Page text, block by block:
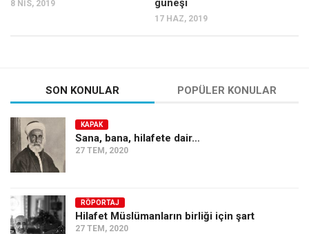
8 NIS, 2019
güneşi
17 HAZ, 2019
SON KONULAR POPÜLER KONULAR
KAPAK
Sana, bana, hilafete dair…
27 TEM, 2020
RÖPORTAJ
Hilafet Müslümanların birliği için şart
27 TEM, 2020